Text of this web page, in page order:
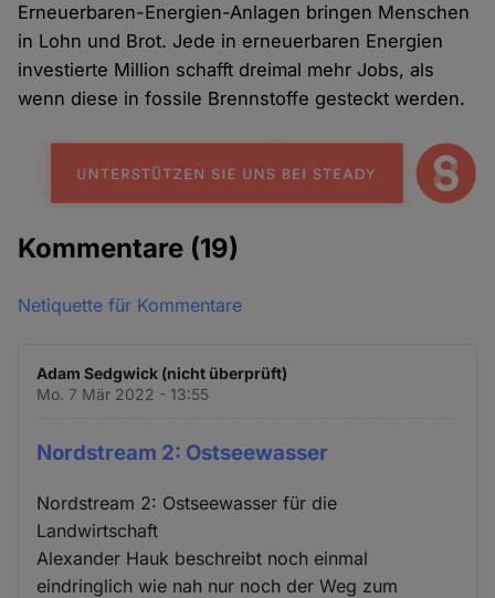
Erneuerbaren-Energien-Anlagen bringen Menschen
in Lohn und Brot. Jede in erneuerbaren Energien
investierte Million schafft dreimal mehr Jobs, als
wenn diese in fossile Brennstoffe gesteckt werden.
Kommentare (19)
Netiquette für Kommentare
Adam Sedgwick (nicht überprüft)
Mo. 7 Mär 2022 - 13:55
Nordstream 2: Ostseewasser
Nordstream 2: Ostseewasser für die
Landwirtschaft
Alexander Hauk beschreibt noch einmal
eindringlich wie nah nur noch der Weg zum